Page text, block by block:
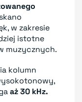
w zakresie
istotne
muzycznych.
kolumn
aż 30 kHz.